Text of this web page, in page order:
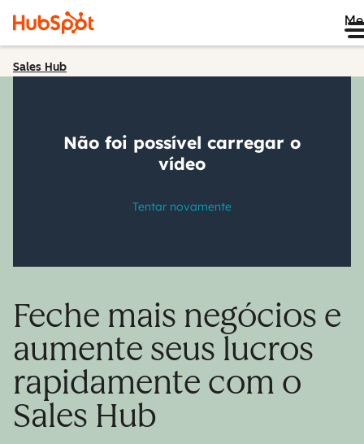
Sales Hub
Feche mais negócios e
aumente seus lucros
rapidamente com o
Sales Hub